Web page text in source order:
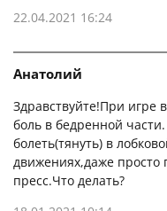
22.04.2021 16:24
Анатолий
Здравствуйте!При игре
боль в бедренной
болеть(тянуть) в
движениях,даже просто
пресс.Что делать?